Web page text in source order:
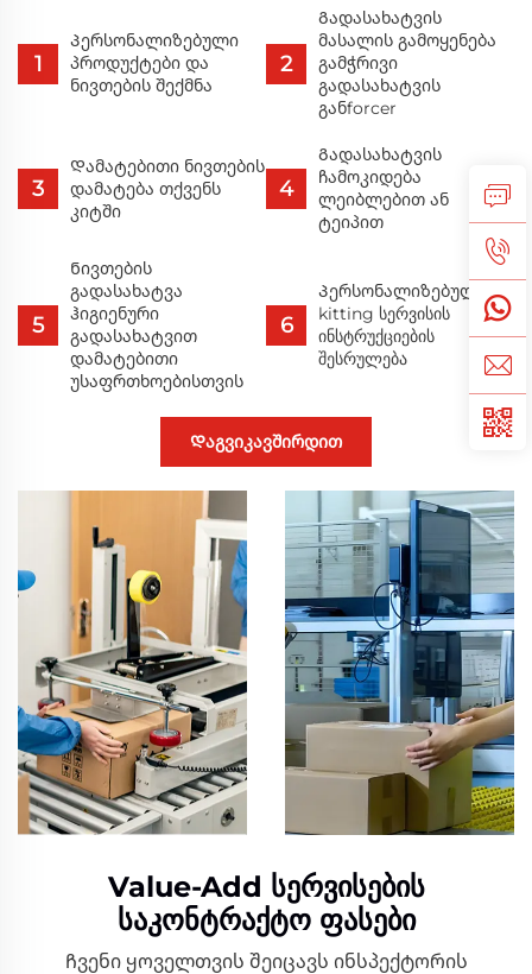
Პერსონალიზებული
პროდუქტები და
ნივთების შექმნა
Გადასახატვის
მასალის გამოყენება
გამჭრივი
გადასახატვის
განforcer
Დამატებითი ნივთების
დამატება თქვენს
კიტში
Გადასახატვის
ჩამოკიდება
ლეიბლებით ან
ტეიპით
Ნივთების
გადასახატვა
ჰიგიენური
გადასახატვით
დამატებითი
უსაფრთხოებისთვის
Პერსონალიზებული
kitting სერვისის
ინსტრუქციების
შესრულება
Დაგვიკავშირდით
Value-Add Სერვისების
Საკონტრაქტო Ფასები
Ჩვენი ყოველთვის შეიცავს ინსპექტორის